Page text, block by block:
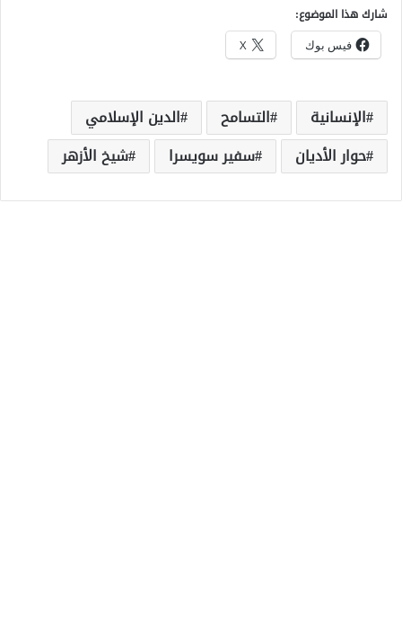
شارك هذا الموضوع:
فيس بوك X
الإنسانية التسامح
الدين الإسلامي
حوار الأديان
سفير سويسرا شيخ الأزهر